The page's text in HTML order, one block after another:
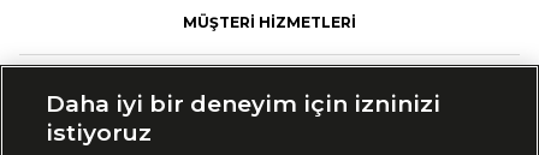
MÜŞTERİ HİZMETLERİ
Daha iyi bir deneyim için izninizi
istiyoruz